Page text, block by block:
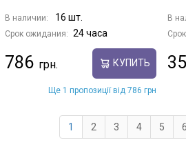
В наличии: 16 шт.
Срок ожидания: 24 часа
786 КУПИТЬ
Ще 1 пропозиції від 786 грн
В
1 2 3 4 5 6